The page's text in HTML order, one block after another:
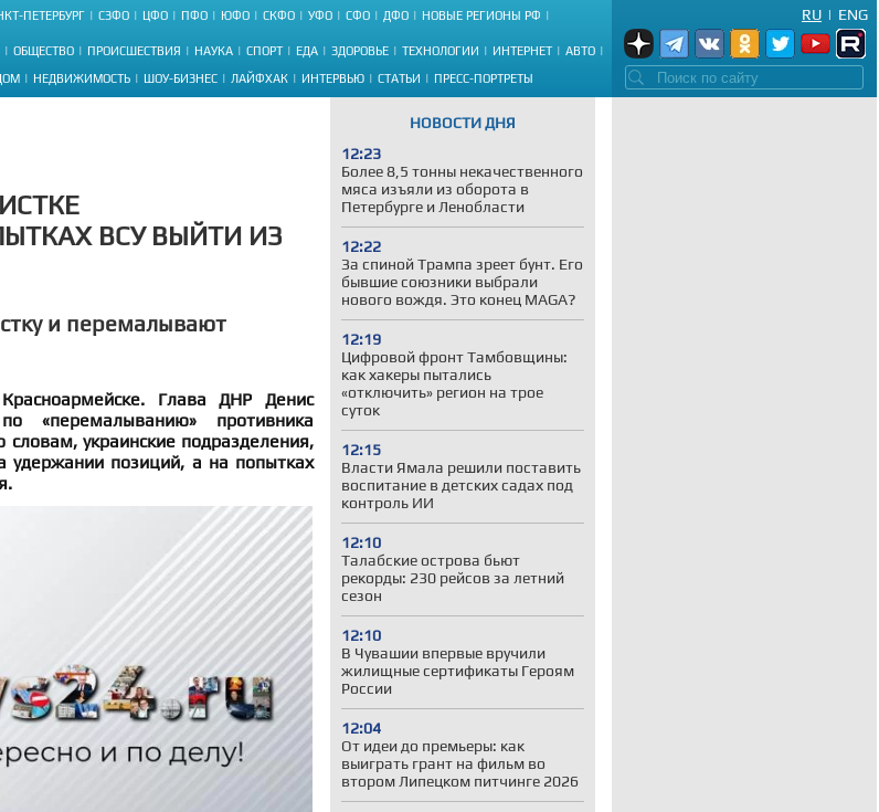
ПЕТЕРБУРГ СЗФО ЦФО ПФО ЮФО СКФО УФО СФО ДФО НОВЫЕ РЕГИОНЫ РФ
ОБЩЕСТВО ПРОИСШЕСТВИЯ НАУКА СПОРТ ЕДА ЗДОРОВЬЕ ТЕХНОЛОГИИ ИНТЕРНЕТ АВТО
НЕДВИЖИМОСТЬ ШОУ-БИЗНЕС ЛАЙФХАК ИНТЕРВЬЮ СТАТЬИ ПРЕСС-ПОРТРЕТЫ
ENG
|
RU
НОВОСТИ ДНЯ
12:23
Более 8,5 тонны некачественного
мяса изъяли из оборота в
Петербурге и Ленобласти
12:22
За спиной Трампа зреет бунт. Его
бывшие союзники выбрали
нового вождя. Это конец MAGA?
12:19
Цифровой фронт Тамбовщины:
как хакеры пытались
«отключить» регион на трое
суток
12:15
Власти Ямала решили поставить
воспитание в детских садах под
контроль ИИ
12:10
Талабские острова бьют
рекорды: 230 рейсов за летний
сезон
12:10
В Чувашии впервые вручили
жилищные сертификаты Героям
России
12:04
От идеи до премьеры: как
выиграть грант на фильм во
втором Липецком питчинге 2026
ВСУ ВЫЙТИ ИЗ
и перемалывают
Глава ДНР Денис
«перемалыванию» противника
украинские подразделения,
удержании позиций, а на попытках